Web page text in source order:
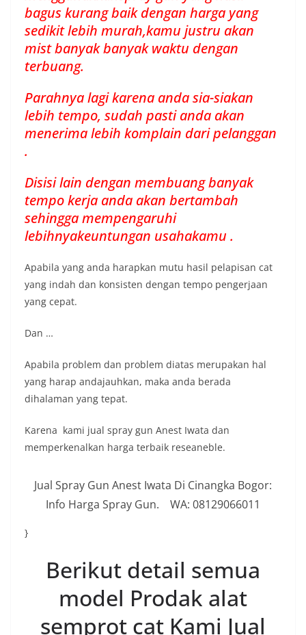
bagus kurang baik dengan harga yang
sedikit lebih murah,kamu justru akan
mist banyak banyak waktu dengan
terbuang.
Parahnya lagi karena anda sia-siakan
lebih tempo, sudah pasti anda akan
menerima lebih komplain dari pelanggan
.
Disisi lain dengan membuang banyak
tempo kerja anda akan bertambah
sehingga mempengaruhi
lebihnyakeuntungan usahakamu .
Apabila yang anda harapkan mutu hasil pelapisan cat
yang indah dan konsisten dengan tempo pengerjaan
yang cepat.
Dan …
Apabila problem dan problem diatas merupakan hal
yang harap andajauhkan, maka anda berada
dihalaman yang tepat.
Karena kami jual spray gun Anest Iwata dan
memperkenalkan harga terbaik reseaneble.
Jual Spray Gun Anest Iwata Di Cinangka Bogor:
Info Harga Spray Gun. WA: 08129066011
}
Berikut detail semua
model Prodak alat
semprot cat Kami Jual